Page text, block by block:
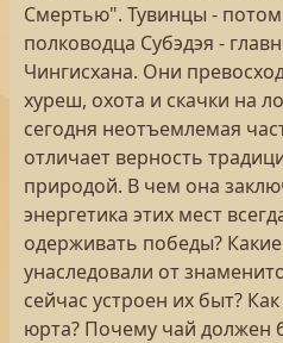
Смертью". Тувинцы -
полководца Субэдэя -
Чингисхана. Они
хуреш, охота и скачки на
сегодня неотъемлемая
отличает верность
природой. В чем она
энергетика этих мест
одерживать победы?
унаследовали от
сейчас устроен их быт?
юрта? Почему чай должен